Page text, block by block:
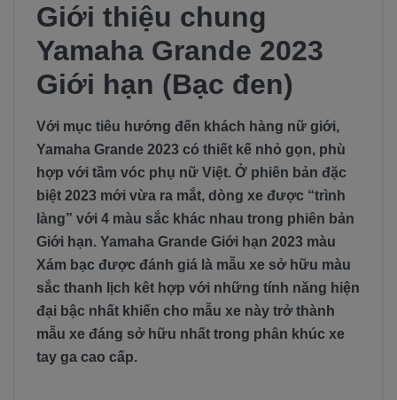
Giới thiệu chung
Yamaha Grande 2023
Giới hạn (Bạc đen)
Với mục tiêu hướng đến khách hàng nữ giới,
Yamaha Grande 2023 có thiết kế nhỏ gọn, phù
hợp với tầm vóc phụ nữ Việt. Ở phiên bản đặc
biệt 2023 mới vừa ra mắt, dòng xe được “trình
làng” với 4 màu sắc khác nhau trong phiên bản
Giới hạn. Yamaha Grande Giới hạn 2023 màu
Xám bạc được đánh giá là mẫu xe sở hữu màu
sắc thanh lịch kêt hợp với những tính năng hiện
đại bậc nhất khiến cho mẫu xe này trở thành
mẫu xe đáng sở hữu nhất trong phân khúc xe
tay ga cao cấp.